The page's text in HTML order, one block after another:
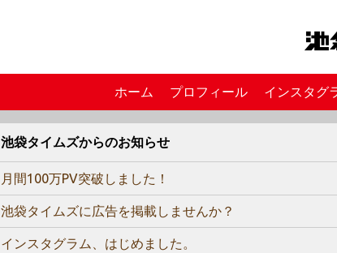
ホーム プロフィール インスタグ
池袋タイムズからのお知らせ
月間100万PV突破しました！
池袋タイムズに広告を掲載しませんか？
インスタグラム、はじめました。